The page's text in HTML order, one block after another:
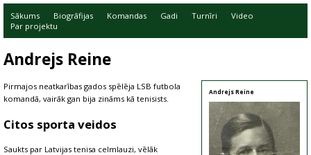
Sākums Biogrāfijas Komandas Gadi Turnīri
Video
Par projektu
Andrejs Reine
Andrejs Reine
Pirmajos neatkarības gados spēlēja LSB futbola
komandā, vairāk gan bija zināms kā tenisists.
Citos sporta veidos
Saukts par Latvijas tenisa celmlauzi, vēlāk